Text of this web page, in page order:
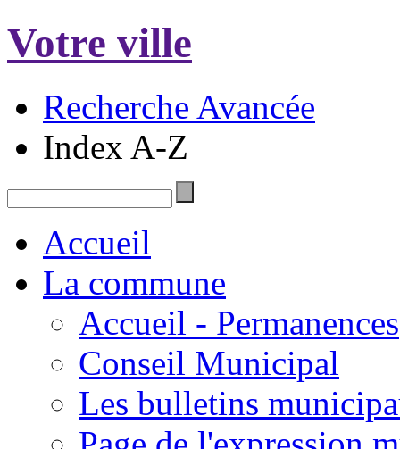
Votre ville
Recherche Avancée
Index A-Z
Accueil
La commune
Accueil - Permanences
Conseil Municipal
Les bulletins